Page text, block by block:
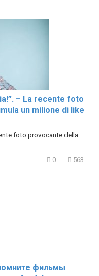
– La recente foto
un milione di like
foto provocante della
0 563
фильмы